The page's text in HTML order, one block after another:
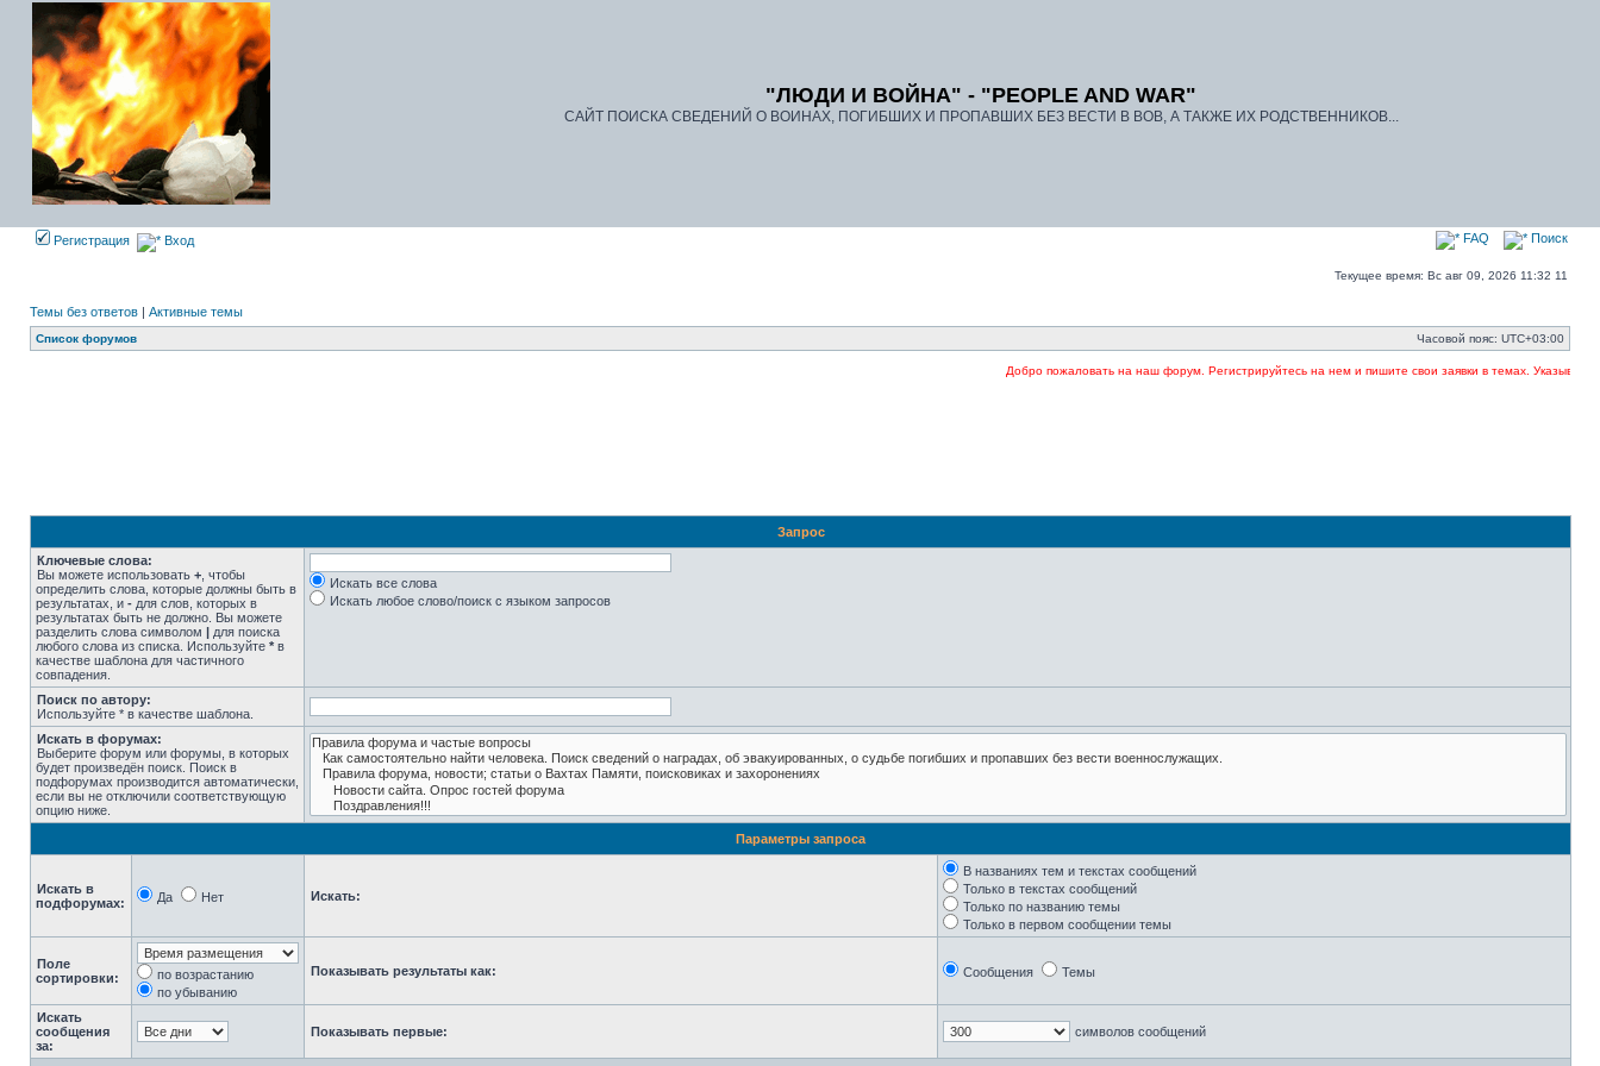
"ЛЮДИ И ВОЙНА" - "PEOPLE AND WAR"
САЙТ ПОИСКА СВЕДЕНИЙ О ВОИНАХ, ПОГИБШИХ И ПРОПАВШИХ БЕЗ ВЕСТИ В ВОВ, А ТАКЖЕ ИХ РОДСТВЕННИКОВ...
Регистрация Вход FAQ Поиск
Текущее время: Вс авг 09, 2026 11:32 11
Темы без ответов | Активные темы
Список форумов Часовой пояс: UTC+03:00
Добро пожаловать на наш форум. Регистрируйтесь на нем и пишите свои заявки в темах.
Запрос
Ключевые слова:
Вы можете использовать + , чтобы
определить слова, которые должны быть в
результатах, и - для слов, которых в
результатах быть не должно. Вы можете
разделить слова символом | для поиска
любого слова из списка. Используйте * в
качестве шаблона для частичного
совпадения.
Искать все слова
Искать любое слово/поиск с языком запросов
Поиск по автору:
Используйте * в качестве шаблона.
Искать в форумах:
Выберите форум или форумы, в которых
будет произведён поиск. Поиск в
подфорумах производится автоматически,
если вы не отключили соответствующую
опцию ниже.
Параметры запроса
Искать в
подфорумах:
Да Нет Искать:
В названиях тем и текстах сообщений
Только в текстах сообщений
Только по названию темы
Только в первом сообщении темы
Поле
сортировки:
по возрастанию
по убыванию
Показывать результаты как: Сообщения Темы
Искать
сообщения
за:
Показывать первые: символов сообщений